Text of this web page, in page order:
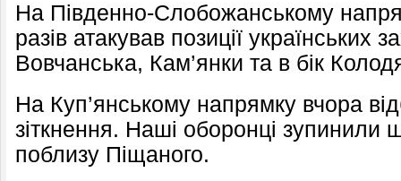
На Південно-Слобожанському
разів атакував позиції українських
Вовчанська, Кам’янки та в бік
На Куп’янському напрямку вчора
зіткнення. Наші оборонці зупинили
поблизу Піщаного.